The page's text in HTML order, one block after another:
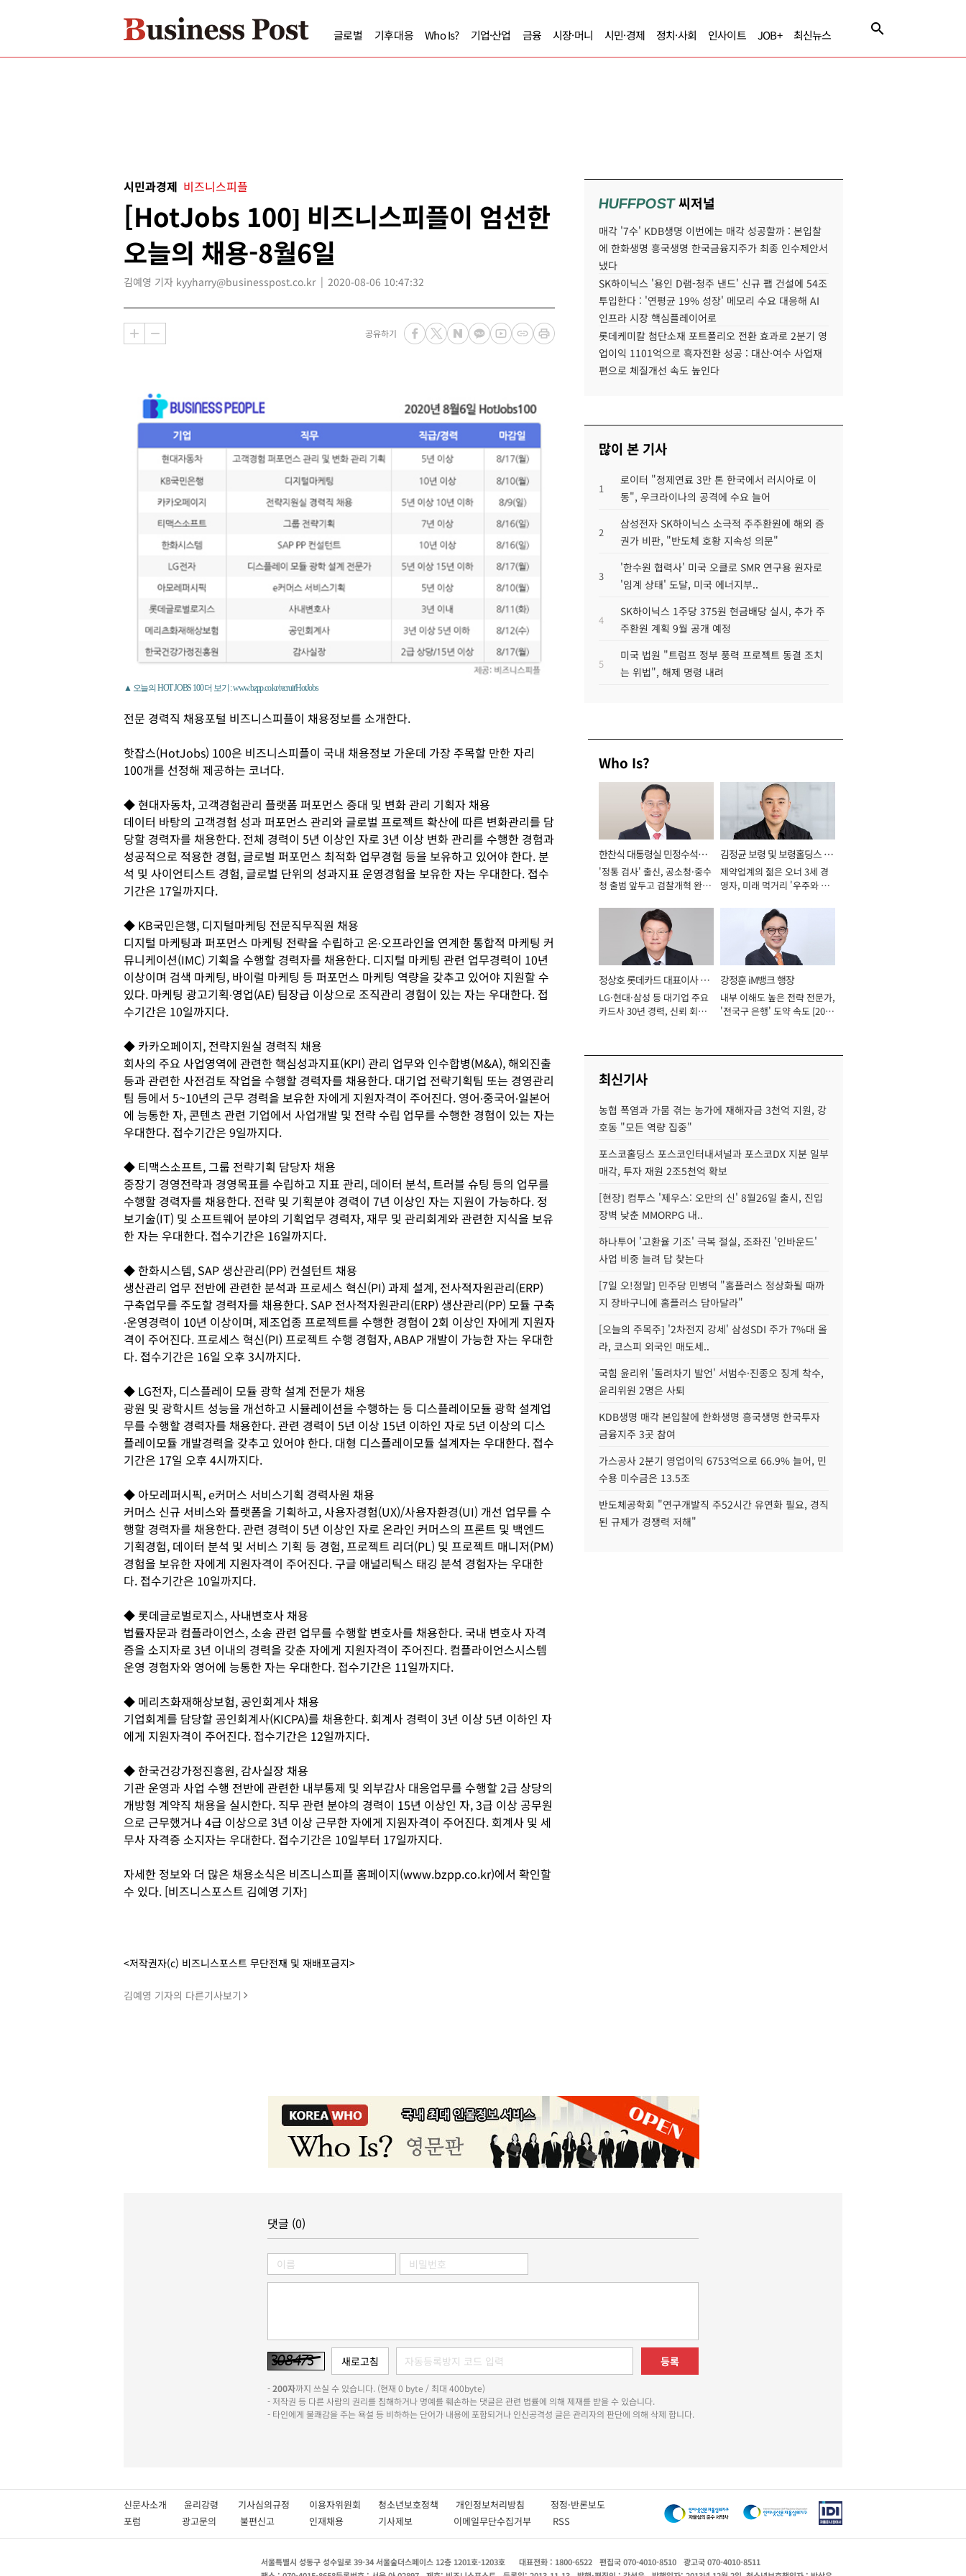
글로벌 기후대응 Who Is? 기업·산업 금융 시장·머니 시민·경제 정치·사회 인사이트 JOB+ 최신뉴스
시민과경제 비즈니스피플
[HotJobs 100] 비즈니스피플이 엄선한
오늘의 채용-8월6일
김예영 기자 kyyharry@businesspost.co.kr 2020-08-06 10:47:32
공유하기
▲ 오늘의 HOT JOBS 100 더 보기 : www.bzpp.co.kr/recruit/HotJobs
전문 경력직 채용포털 비즈니스피플이 채용정보를 소개한다.
핫잡스(HotJobs) 100은 비즈니스피플이 국내 채용정보 가운데 가장 주목할 만한 자리
100개를 선정해 제공하는 코너다.
◆ 현대자동차, 고객경험관리 플랫폼 퍼포먼스 증대 및 변화 관리 기획자 채용
데이터 바탕의 고객경험 성과 퍼포먼스 관리와 글로벌 프로젝트 확산에 따른 변화관리를 담
당할 경력자를 채용한다. 전체 경력이 5년 이상인 자로 3년 이상 변화 관리를 수행한 경험과
성공적으로 적용한 경험, 글로벌 퍼포먼스 최적화 업무경험 등을 보유하고 있어야 한다. 분
석 및 사이언티스트 경험, 글로벌 단위의 성과지표 운영경험을 보유한 자는 우대한다. 접수
기간은 17일까지다.
◆ KB국민은행, 디지털마케팅 전문직무직원 채용
디지털 마케팅과 퍼포먼스 마케팅 전략을 수립하고 온∙오프라인을 연계한 통합적 마케팅 커
뮤니케이션(IMC) 기획을 수행할 경력자를 채용한다. 디지털 마케팅 관련 업무경력이 10년
이상이며 검색 마케팅, 바이럴 마케팅 등 퍼포먼스 마케팅 역량을 갖추고 있어야 지원할 수
있다. 마케팅 광고기획∙영업(AE) 팀장급 이상으로 조직관리 경험이 있는 자는 우대한다. 접
수기간은 10일까지다.
◆ 카카오페이지, 전략지원실 경력직 채용
회사의 주요 사업영역에 관련한 핵심성과지표(KPI) 관리 업무와 인수합병(M&A), 해외진출
등과 관련한 사전검토 작업을 수행할 경력자를 채용한다. 대기업 전략기획팀 또는 경영관리
팀 등에서 5~10년의 근무 경력을 보유한 자에게 지원자격이 주어진다. 영어∙중국어∙일본어
에 능통한 자, 콘텐츠 관련 기업에서 사업개발 및 전략 수립 업무를 수행한 경험이 있는 자는
우대한다. 접수기간은 9일까지다.
◆ 티맥스소프트, 그룹 전략기획 담당자 채용
중장기 경영전략과 경영목표를 수립하고 지표 관리, 데이터 분석, 트러블 슈팅 등의 업무를
수행할 경력자를 채용한다. 전략 및 기획분야 경력이 7년 이상인 자는 지원이 가능하다. 정
보기술(IT) 및 소프트웨어 분야의 기획업무 경력자, 재무 및 관리회계와 관련한 지식을 보유
한 자는 우대한다. 접수기간은 16일까지다.
◆ 한화시스템, SAP 생산관리(PP) 컨설턴트 채용
생산관리 업무 전반에 관련한 분석과 프로세스 혁신(PI) 과제 설계, 전사적자원관리(ERP)
구축업무를 주도할 경력자를 채용한다. SAP 전사적자원관리(ERP) 생산관리(PP) 모듈 구축
∙운영경력이 10년 이상이며, 제조업종 프로젝트를 수행한 경험이 2회 이상인 자에게 지원자
격이 주어진다. 프로세스 혁신(PI) 프로젝트 수행 경험자, ABAP 개발이 가능한 자는 우대한
다. 접수기간은 16일 오후 3시까지다.
◆ LG전자, 디스플레이 모듈 광학 설계 전문가 채용
광원 및 광학시트 성능을 개선하고 시뮬레이션을 수행하는 등 디스플레이모듈 광학 설계업
무를 수행할 경력자를 채용한다. 관련 경력이 5년 이상 15년 이하인 자로 5년 이상의 디스
플레이모듈 개발경력을 갖추고 있어야 한다. 대형 디스플레이모듈 설계자는 우대한다. 접수
기간은 17일 오후 4시까지다.
◆ 아모레퍼시픽, e커머스 서비스기획 경력사원 채용
커머스 신규 서비스와 플랫폼을 기획하고, 사용자경험(UX)/사용자환경(UI) 개선 업무를 수
행할 경력자를 채용한다. 관련 경력이 5년 이상인 자로 온라인 커머스의 프론트 및 백엔드
기획경험, 데이터 분석 및 서비스 기획 등 경험, 프로젝트 리더(PL) 및 프로젝트 매니저(PM)
경험을 보유한 자에게 지원자격이 주어진다. 구글 애널리틱스 태깅 분석 경험자는 우대한
다. 접수기간은 10일까지다.
◆ 롯데글로벌로지스, 사내변호사 채용
법률자문과 컴플라이언스, 소송 관련 업무를 수행할 변호사를 채용한다. 국내 변호사 자격
증을 소지자로 3년 이내의 경력을 갖춘 자에게 지원자격이 주어진다. 컴플라이언스시스템
운영 경험자와 영어에 능통한 자는 우대한다. 접수기간은 11일까지다.
◆ 메리츠화재해상보험, 공인회계사 채용
기업회계를 담당할 공인회계사(KICPA)를 채용한다. 회계사 경력이 3년 이상 5년 이하인 자
에게 지원자격이 주어진다. 접수기간은 12일까지다.
◆ 한국건강가정진흥원, 감사실장 채용
기관 운영과 사업 수행 전반에 관련한 내부통제 및 외부감사 대응업무를 수행할 2급 상당의
개방형 계약직 채용을 실시한다. 직무 관련 분야의 경력이 15년 이상인 자, 3급 이상 공무원
으로 근무했거나 4급 이상으로 3년 이상 근무한 자에게 지원자격이 주어진다. 회계사 및 세
무사 자격증 소지자는 우대한다. 접수기간은 10일부터 17일까지다.
자세한 정보와 더 많은 채용소식은 비즈니스피플 홈페이지(www.bzpp.co.kr)에서 확인할
수 있다. [비즈니스포스트 김예영 기자]
<저작권자(c) 비즈니스포스트 무단전재 및 재배포금지>
김예영 기자의 다른기사보기
HUFFPOST씨저널
매각 '7수' KDB생명 이번에는 매각 성공할까 : 본입찰
에 한화생명 흥국생명 한국금융지주가 최종 인수제안서
냈다
SK하이닉스 '용인 D램-청주 낸드' 신규 팹 건설에 54조
투입한다 : '연평균 19% 성장' 메모리 수요 대응해 AI
인프라 시장 핵심플레이어로
롯데케미칼 첨단소재 포트폴리오 전환 효과로 2분기 영
업이익 1101억으로 흑자전환 성공 : 대산·여수 사업재
편으로 체질개선 속도 높인다
많이 본 기사
1
로이터 "정제연료 3만 톤 한국에서 러시아로 이
동", 우크라이나의 공격에 수요 늘어
2
삼성전자 SK하이닉스 소극적 주주환원에 해외 증
권가 비판, "반도체 호황 지속성 의문"
3
'한수원 협력사' 미국 오클로 SMR 연구용 원자로
'임계 상태' 도달, 미국 에너지부..
4
SK하이닉스 1주당 375원 현금배당 실시, 추가 주
주환원 계획 9월 공개 예정
5
미국 법원 "트럼프 정부 풍력 프로젝트 동결 조치
는 위법", 해제 명령 내려
Who Is?
한찬식 대통령실 민정수석비
서관
'정통 검사' 출신, 공소청·중수
청 출범 앞두고 검찰개혁 완수
김정균 보령 및 보령홀딩스 대
표이사 사장
제약업계의 젊은 오너 3세 경
영자, 미래 먹거리 '우주와 헬
정상호 롯데카드 대표이사 사
장
LG·현대·삼성 등 대기업 주요
카드사 30년 경력, 신뢰 회복
강정훈 iM뱅크 행장
내부 이해도 높은 전략 전문가,
'전국구 은행' 도약 속도 [2026
최신기사
농협 폭염과 가뭄 겪는 농가에 재해자금 3천억 지원, 강
호동 "모든 역량 집중"
포스코홀딩스 포스코인터내셔널과 포스코DX 지분 일부
매각, 투자 재원 2조5천억 확보
[현장] 컴투스 '제우스: 오만의 신' 8월26일 출시, 진입
장벽 낮춘 MMORPG 내..
하나투어 '고환율 기조' 극복 절실, 조좌진 '인바운드'
사업 비중 늘려 답 찾는다
[7일 오!정말] 민주당 민병덕 "홈플러스 정상화될 때까
지 장바구니에 홈플러스 담아달라"
[오늘의 주목주] '2차전지 강세' 삼성SDI 주가 7%대 올
라, 코스피 외국인 매도세..
국힘 윤리위 '돌려차기 발언' 서범수·진종오 징계 착수,
윤리위원 2명은 사퇴
KDB생명 매각 본입찰에 한화생명 흥국생명 한국투자
금융지주 3곳 참여
가스공사 2분기 영업이익 6753억으로 66.9% 늘어, 민
수용 미수금은 13.5조
반도체공학회 "연구개발직 주52시간 유연화 필요, 경직
된 규제가 경쟁력 저해"
댓글 (0)
등록
-200자까지 쓰실 수 있습니다. (현재 0 byte / 최대 400byte)
- 저작권 등 다른 사람의 권리를 침해하거나 명예를 훼손하는 댓글은 관련 법률에 의해 제재를 받을 수 있습니다.
- 타인에게 불쾌감을 주는 욕설 등 비하하는 단어가 내용에 포함되거나 인신공격성 글은 관리자의 판단에 의해 삭제 합니다.
신문사소개 윤리강령 기사심의규정 이용자위원회 청소년보호정책 개인정보처리방침 정정·반론보도
포럼
광고문의 불편신고 인재채용 기사제보 이메일무단수집거부 RSS
서울특별시 성동구 성수일로 39-34 서울숲더스페이스 12층 1201호-1203호 대표전화 : 1800-6522 편집국 070-4010-8510
광고국 070-4010-8511